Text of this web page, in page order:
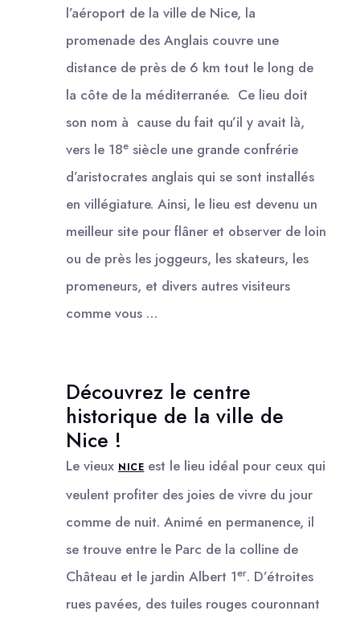
l’aéroport de la ville de Nice, la
promenade des Anglais couvre une
distance de près de 6 km tout le long de
la côte de la méditerranée. Ce lieu doit
son nom à cause du fait qu’il y avait là,
vers le 18e siècle une grande confrérie
d’aristocrates anglais qui se sont installés
en villégiature. Ainsi, le lieu est devenu un
meilleur site pour flâner et observer de loin
ou de près les joggeurs, les skateurs, les
promeneurs, et divers autres visiteurs
comme vous …
Découvrez le centre
historique de la ville de
Nice !
Le vieux NICE est le lieu idéal pour ceux qui
veulent profiter des joies de vivre du jour
comme de nuit. Animé en permanence, il
se trouve entre le Parc de la colline de
Château et le jardin Albert 1er. D’étroites
rues pavées, des tuiles rouges couronnant